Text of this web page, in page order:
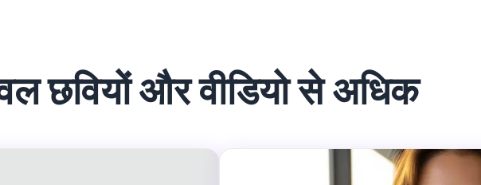
छवियों और वीडियो से अधिक